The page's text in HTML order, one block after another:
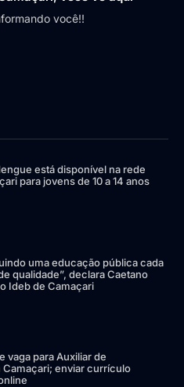
você!!
está disponível na rede
para jovens de 10 a 14 anos
uma educação pública cada
qualidade”, declara Caetano
Ideb de Camaçari
vaga para Auxiliar de
Camaçari; enviar currículo